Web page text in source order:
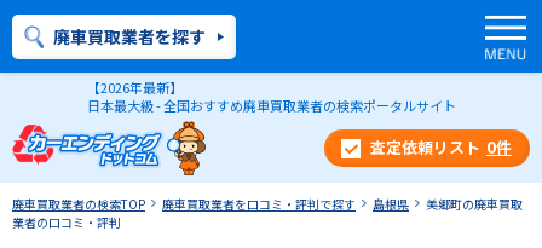
【2026年最新】
日本最大級 - 全国おすすめ廃車買取業者の検索ポータルサイト
0件
廃車買取業者を探す
廃車買取業者の検索TOP 廃車買取業者を口コミ・評判で探す 島根県
美郷町の廃車買取
業者の口コミ・評判